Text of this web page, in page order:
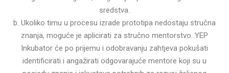
sredstva.
b. Ukoliko timu u procesu izrade prototipa nedostaju stručna
znanja, moguće je aplicirati za stručno mentorstvo. YEP
Inkubator će po prijemu i odobravanju zahtjeva pokušati
identificirati i angažirati odgovarajuće mentore koji su u